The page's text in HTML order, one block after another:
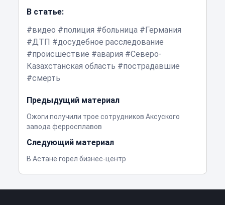
В статье:
видео
полиция больница
Германия
ДТП
досудебное расследование
происшествие
авария
Северо-
Казахстанская область
пострадавшие
смерть
Предыдущий материал
Ожоги получили трое сотрудников Аксуского
завода ферросплавов
Следующий материал
В Астане горел бизнес-центр